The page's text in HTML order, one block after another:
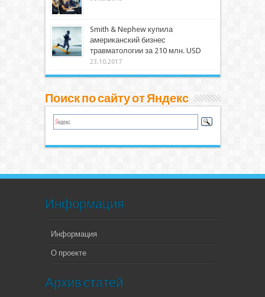
Smith & Nephew купила
американский бизнес
травматологии за 210 млн. USD
23.10.2017
Поиск по сайту от Яндекс
Информация
Информация
О проекте
Архив статей